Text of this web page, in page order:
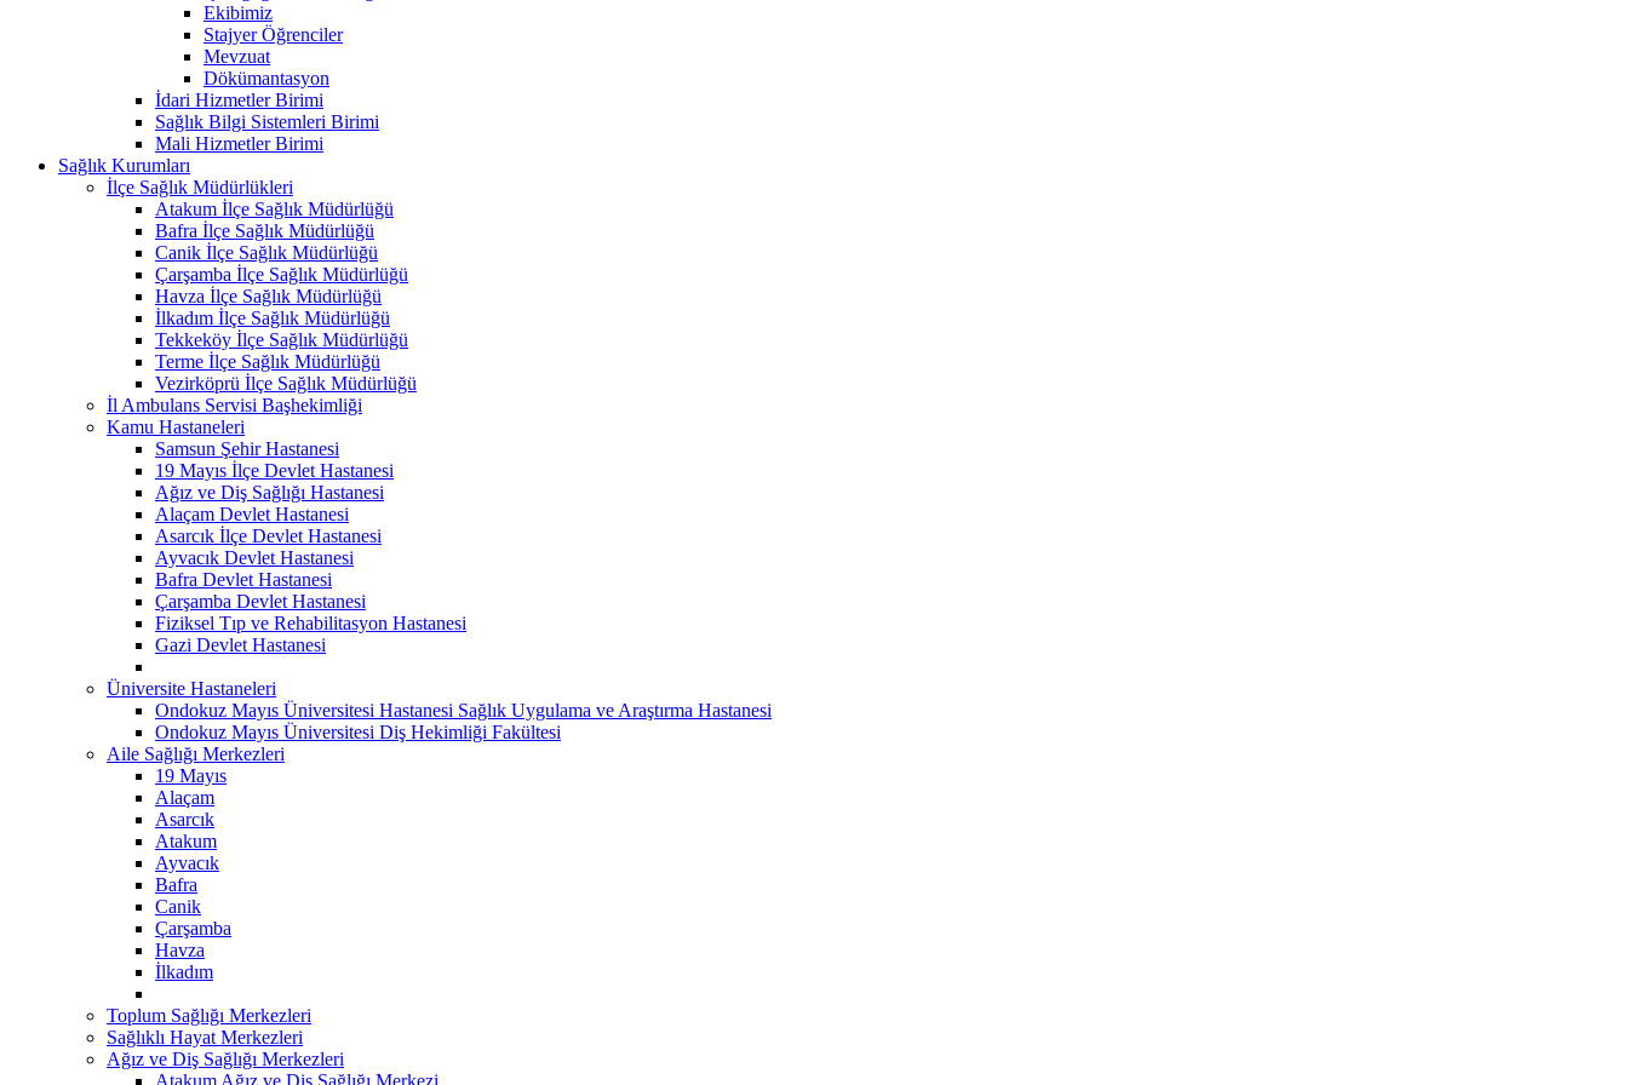
Ekibimiz
Stajyer Öğrenciler
Mevzuat
Dökümantasyon
İdari Hizmetler Birimi
Sağlık Bilgi Sistemleri Birimi
Mali Hizmetler Birimi
Sağlık Kurumları
İlçe Sağlık Müdürlükleri
Atakum İlçe Sağlık Müdürlüğü
Bafra İlçe Sağlık Müdürlüğü
Canik İlçe Sağlık Müdürlüğü
Çarşamba İlçe Sağlık Müdürlüğü
Havza İlçe Sağlık Müdürlüğü
İlkadım İlçe Sağlık Müdürlüğü
Tekkeköy İlçe Sağlık Müdürlüğü
Terme İlçe Sağlık Müdürlüğü
Vezirköprü İlçe Sağlık Müdürlüğü
İl Ambulans Servisi Başhekimliği
Kamu Hastaneleri
Samsun Şehir Hastanesi
19 Mayıs İlçe Devlet Hastanesi
Ağız ve Diş Sağlığı Hastanesi
Alaçam Devlet Hastanesi
Asarcık İlçe Devlet Hastanesi
Ayvacık Devlet Hastanesi
Bafra Devlet Hastanesi
Çarşamba Devlet Hastanesi
Fiziksel Tıp ve Rehabilitasyon Hastanesi
Gazi Devlet Hastanesi
Üniversite Hastaneleri
Ondokuz Mayıs Üniversitesi Hastanesi Sağlık Uygulama ve Araştırma Hastanesi
Ondokuz Mayıs Üniversitesi Diş Hekimliği Fakültesi
Aile Sağlığı Merkezleri
19 Mayıs
Alaçam
Asarcık
Atakum
Ayvacık
Bafra
Canik
Çarşamba
Havza
İlkadım
Toplum Sağlığı Merkezleri
Sağlıklı Hayat Merkezleri
Ağız ve Diş Sağlığı Merkezleri
Atakum Ağız ve Diş Sağlığı Merkezi